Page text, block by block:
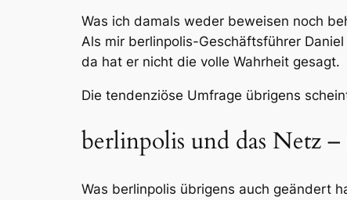
Was ich damals weder beweisen noch
Als mir berlinpolis-Geschäftsführer
da hat er nicht die volle Wahrheit gesagt.
Die tendenziöse Umfrage übrigens
berlinpolis und das Netz
Was berlinpolis übrigens auch geändert